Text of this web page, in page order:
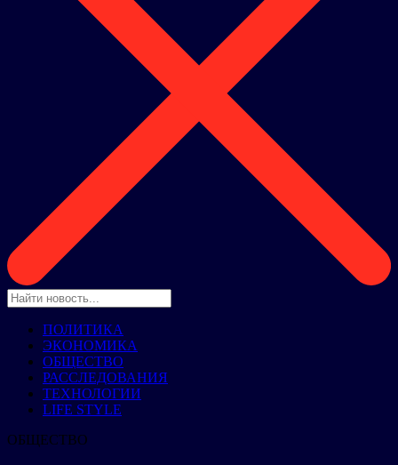
ПОЛИТИКА
ЭКОНОМИКА
ОБЩЕСТВО
РАССЛЕДОВАНИЯ
ТЕХНОЛОГИИ
LIFE STYLE
ОБЩЕСТВО